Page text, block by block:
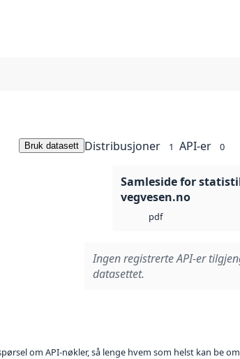
Bruk datasett Distribusjoner 1 API-er 0
Samleside for
vegvesen.no
pdf
Ingen registrerte API-er
datasettet.
om API-nøkler, så lenge hvem som helst kan be